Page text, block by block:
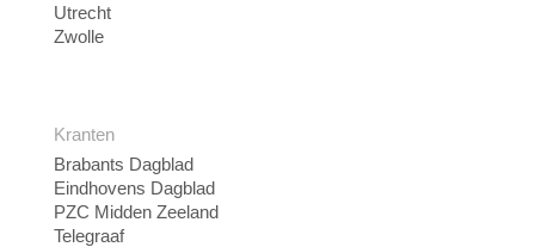
Utrecht
Zwolle
Kranten
Brabants Dagblad
Eindhovens Dagblad
PZC Midden Zeeland
Telegraaf